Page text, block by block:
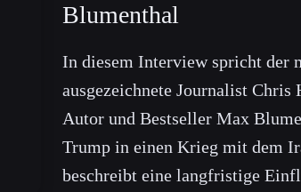
Blumenthal
In diesem Interview spricht der
ausgezeichnete Journalist Chris
Autor und Bestseller Max
Trump in einen Krieg mit dem
beschreibt eine langfristige